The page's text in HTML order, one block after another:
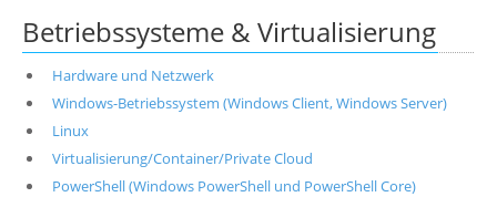
Betriebssysteme & Virtualisierung
Hardware und Netzwerk
Windows-Betriebssystem (Windows Client, Windows Server)
Linux
Virtualisierung/Container/Private Cloud
PowerShell (Windows PowerShell und PowerShell Core)